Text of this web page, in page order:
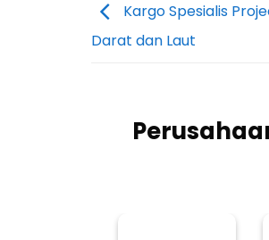
Kargo Spesialis
Darat dan Laut